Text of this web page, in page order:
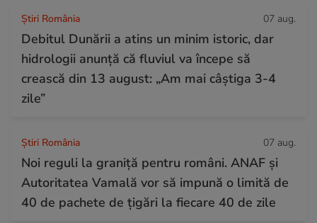
Știri România 07 aug.
Debitul Dunării a atins un minim istoric, dar
hidrologii anunță că fluviul va începe să
crească din 13 august: „Am mai câștiga 3-4
zile”
Știri România 07 aug.
Noi reguli la graniță pentru români. ANAF și
Autoritatea Vamală vor să impună o limită de
40 de pachete de țigări la fiecare 40 de zile